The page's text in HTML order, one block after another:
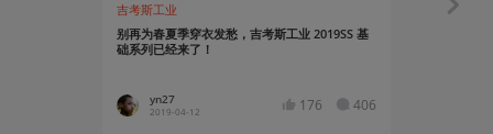
吉考斯工业
别再为春夏季穿衣发愁，吉考斯工业 2019SS 基
础系列已经来了！
yn27
2019-04-12 176 406
吉考斯工业